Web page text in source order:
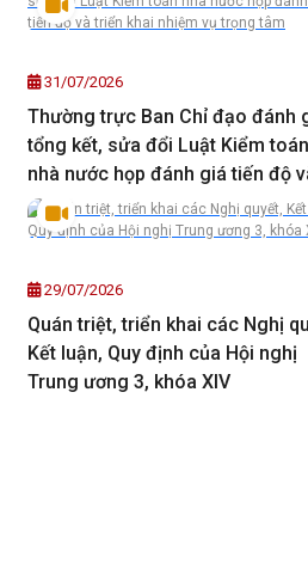
31/07/2026
Thường trực Ban Chỉ đạo đánh
tổng kết, sửa đổi Luật Kiểm toán
nhà nước họp đánh giá tiến độ
triển khai nhiệm vụ trọng tâm
29/07/2026
Quán triệt, triển khai các Nghị
Kết luận, Quy định của Hội nghị
Trung ương 3, khóa XIV